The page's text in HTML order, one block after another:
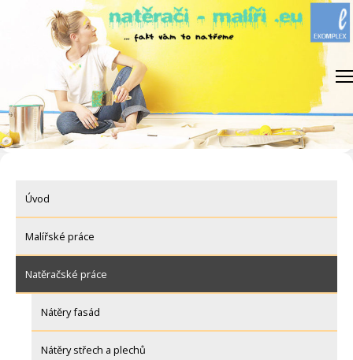
Úvod
Malířské práce
Natěračské práce
Nátěry fasád
Nátěry střech a plechů